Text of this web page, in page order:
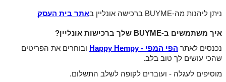
ניתן ליהנות מה-BUYME ברכישה אונליין ב אתר בית העסק
איך משתמשים ב-BUYME שלך ברכישות אונליין?
נכנסים לאתר הפי המפי - Happy Hempy
ובוחרים את הפריטים
שהכי עושים לך טוב בלב.
מוסיפים לעגלה - ועוברים לקופה לשלב התשלום.